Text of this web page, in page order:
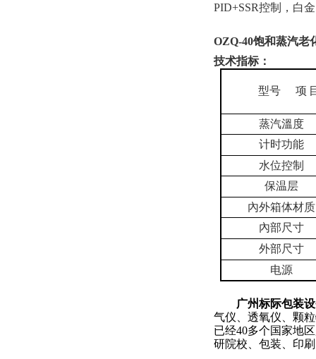
PID+SSR控制，白
OZQ-40饱和蒸汽老
技术指标：
型号 项
蒸汽溫度
计时功能
水位控制
保温层
內外箱体材质
內部尺寸
外部尺寸
电源
广州标际包装
气仪、透氧仪、颗
已经40多个国家地
研院校、包装、印